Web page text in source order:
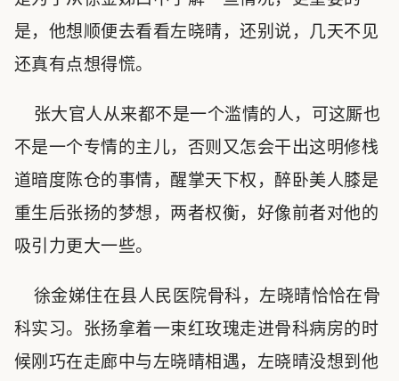
是，他想顺便去看看左晓晴，还别说，几天不见
还真有点想得慌。
张大官人从来都不是一个滥情的人，可这厮也
不是一个专情的主儿，否则又怎会干出这明修栈
道暗度陈仓的事情，醒掌天下权，醉卧美人膝是
重生后张扬的梦想，两者权衡，好像前者对他的
吸引力更大一些。
徐金娣住在县人民医院骨科，左晓晴恰恰在骨
科实习。张扬拿着一束红玫瑰走进骨科病房的时
候刚巧在走廊中与左晓晴相遇，左晓晴没想到他